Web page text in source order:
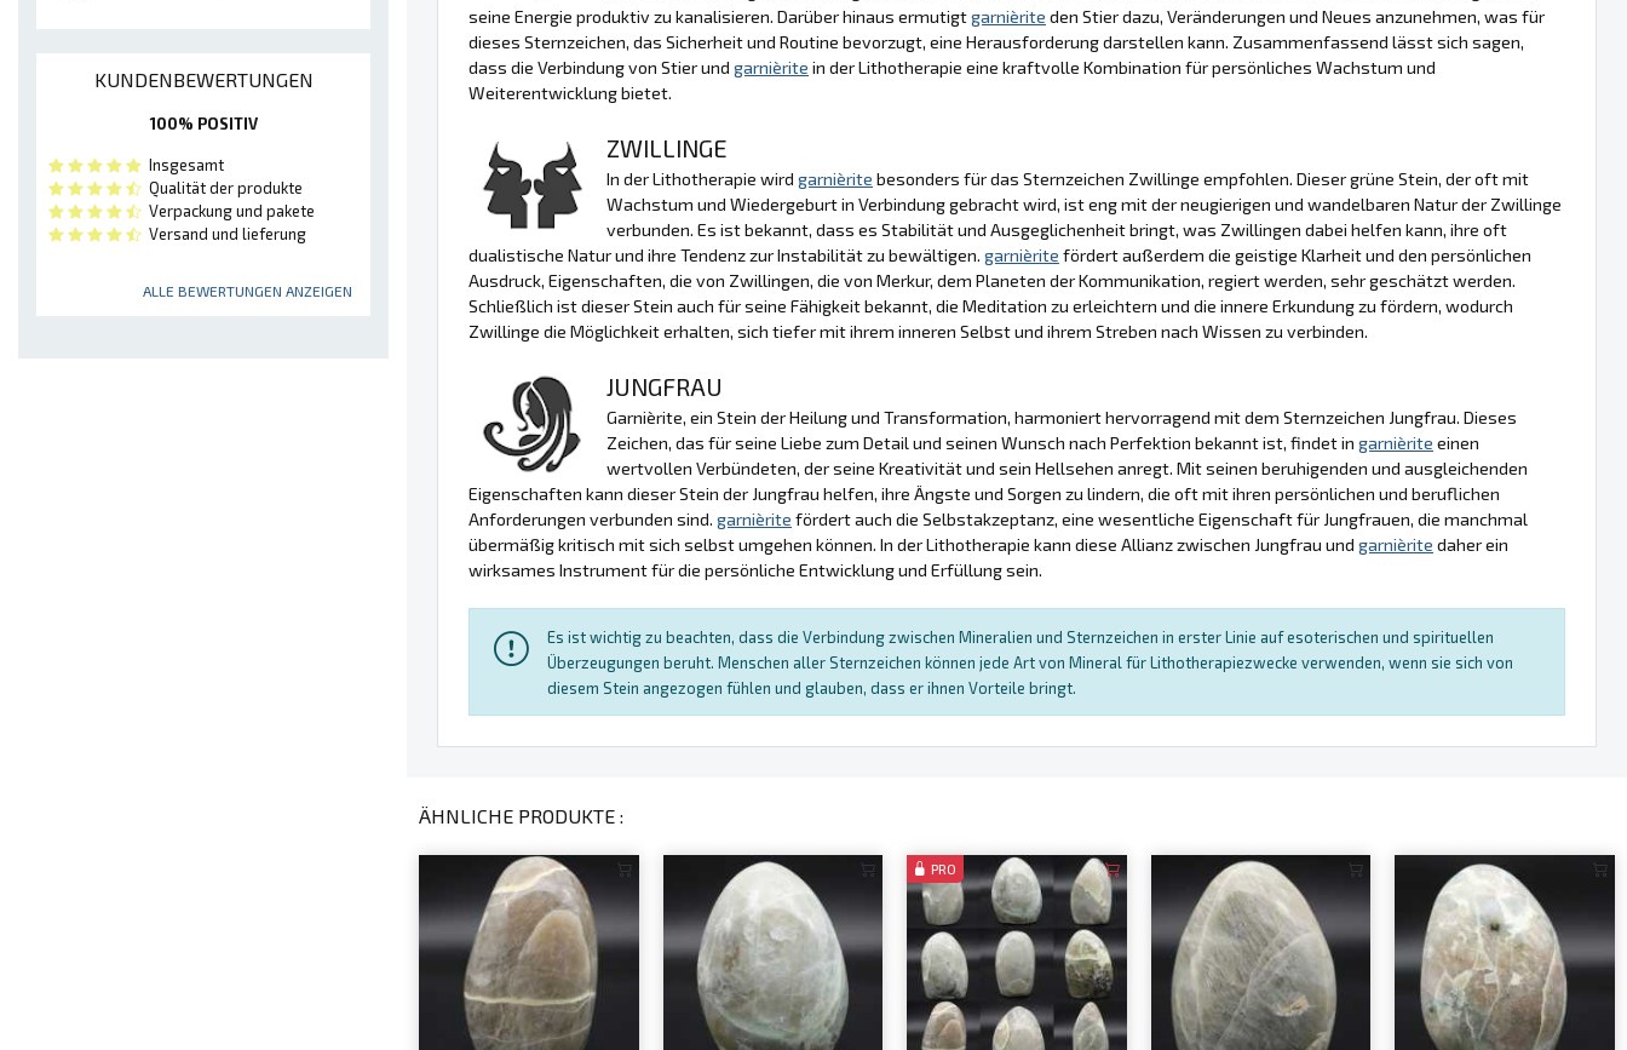
KUNDENBEWERTUNGEN
100% POSITIV
Insgesamt
Qualität der produkte
Verpackung und pakete
Versand und lieferung
ALLE BEWERTUNGEN ANZEIGEN
seine Energie produktiv zu kanalisieren. Darüber hinaus ermutigtgarnièrite den Stier dazu, Veränderungen und Neues anzunehmen, was für
dieses Sternzeichen, das Sicherheit und Routine bevorzugt, eine Herausforderung darstellen kann. Zusammenfassend lässt sich sagen,
dass die Verbindung von Stier und garnièrite in der Lithotherapie eine kraftvolle Kombination für persönliches Wachstum und
Weiterentwicklung bietet.
ZWILLINGE
In der Lithotherapie wird garnièrite besonders für das Sternzeichen Zwillinge empfohlen. Dieser grüne Stein, der oft mit
Wachstum und Wiedergeburt in Verbindung gebracht wird, ist eng mit der neugierigen und wandelbaren Natur der Zwillinge
verbunden. Es ist bekannt, dass es Stabilität und Ausgeglichenheit bringt, was Zwillingen dabei helfen kann, ihre oft
dualistische Natur und ihre Tendenz zur Instabilität zu bewältigen. garnièrite fördert außerdem die geistige Klarheit und den persönlichen
Ausdruck, Eigenschaften, die von Zwillingen, die von Merkur, dem Planeten der Kommunikation, regiert werden, sehr geschätzt werden.
Schließlich ist dieser Stein auch für seine Fähigkeit bekannt, die Meditation zu erleichtern und die innere Erkundung zu fördern, wodurch
Zwillinge die Möglichkeit erhalten, sich tiefer mit ihrem inneren Selbst und ihrem Streben nach Wissen zu verbinden.
JUNGFRAU
Garnièrite, ein Stein der Heilung und Transformation, harmoniert hervorragend mit dem Sternzeichen Jungfrau. Dieses
Zeichen, das für seine Liebe zum Detail und seinen Wunsch nach Perfektion bekannt ist, findet in garnièrite einen
wertvollen Verbündeten, der seine Kreativität und sein Hellsehen anregt. Mit seinen beruhigenden und ausgleichenden
Eigenschaften kann dieser Stein der Jungfrau helfen, ihre Ängste und Sorgen zu lindern, die oft mit ihren persönlichen und beruflichen
Anforderungen verbunden sind. garnièrite fördert auch die Selbstakzeptanz, eine wesentliche Eigenschaft für Jungfrauen, die manchmal
übermäßig kritisch mit sich selbst umgehen können. In der Lithotherapie kann diese Allianz zwischen Jungfrau und garnièrite daher ein
wirksames Instrument für die persönliche Entwicklung und Erfüllung sein.
Es ist wichtig zu beachten, dass die Verbindung zwischen Mineralien und Sternzeichen in erster Linie auf esoterischen und spirituellen
Überzeugungen beruht. Menschen aller Sternzeichen können jede Art von Mineral für Lithotherapiezwecke verwenden, wenn sie sich von
diesem Stein angezogen fühlen und glauben, dass er ihnen Vorteile bringt.
ÄHNLICHE PRODUKTE :
PRO